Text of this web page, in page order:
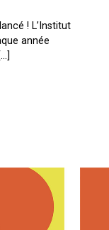
! L’Institut
année